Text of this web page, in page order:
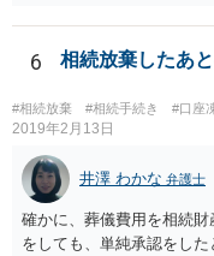
範囲となります。 一般的
また、全員で相続しても
こともできます。この場
0万円分使えます。 父が亡
で相続する際は、4800万
亡くなってから相続する
るより非課税の枠が減少し
いうことになります。こ
んので、一度相談して想
6 相続放棄したあ
#相続放棄 #相続手続き #口座
2019年2月13日
井澤 わかな 弁護士
確かに、葬儀費用を相続
をしても、単純承認をし